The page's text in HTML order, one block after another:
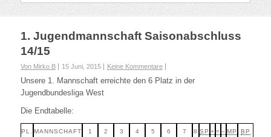
1. Jugendmannschaft Saisonabschluss
14/15
Von Mirko B 15 Juni, 2015 Keine Kommentare
Unsere 1. Mannschaft erreichte den 6 Platz in der
Jugendbundesliga West
Die Endtabelle:
PL. MANNSCHAFT 1 2 3 4 5 6 7 8 SP + = – MP BP